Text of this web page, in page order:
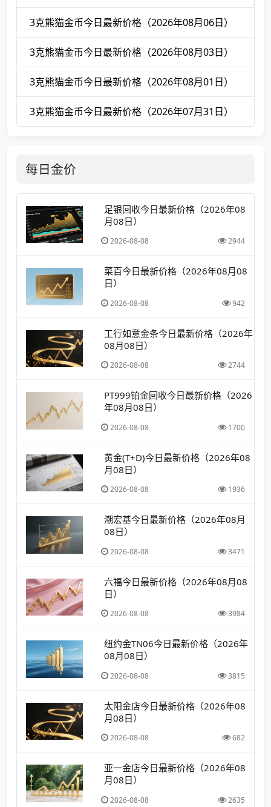
3克熊猫金币今日最新价格（2026年08月06日）
3克熊猫金币今日最新价格（2026年08月03日）
3克熊猫金币今日最新价格（2026年08月01日）
3克熊猫金币今日最新价格（2026年07月31日）
每日金价
足银回收今日最新价格（2026年08
月08日）
2026-08-08 2944
菜百今日最新价格（2026年08月08
日）
2026-08-08 942
工行如意金条今日最新价格（2026年
08月08日）
2026-08-08 2744
PT999铂金回收今日最新价格（2026
年08月08日）
2026-08-08 1700
黄金(T+D)今日最新价格（2026年08
月08日）
2026-08-08 1936
潮宏基今日最新价格（2026年08月
08日）
2026-08-08 3471
六福今日最新价格（2026年08月08
日）
2026-08-08 3984
纽约金TN06今日最新价格（2026年
08月08日）
2026-08-08 3815
太阳金店今日最新价格（2026年08
月08日）
2026-08-08 682
亚一金店今日最新价格（2026年08
月08日）
2026-08-08 2635